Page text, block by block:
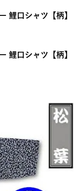
鯉口シャツ【柄】
鯉口シャツ【柄】